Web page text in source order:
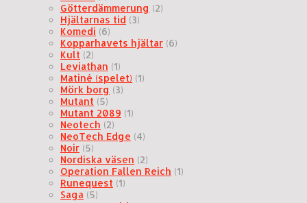
Götterdämmerung (2)
Hjältarnas tid (3)
Komedi (6)
Kopparhavets hjältar (6)
Kult (2)
Leviathan (1)
Matiné (spelet) (1)
Mörk borg (3)
Mutant (5)
Mutant 2089 (1)
Neotech (2)
NeoTech Edge (4)
Noir (5)
Nordiska väsen (2)
Operation Fallen Reich (1)
Runequest (1)
Saga (5)